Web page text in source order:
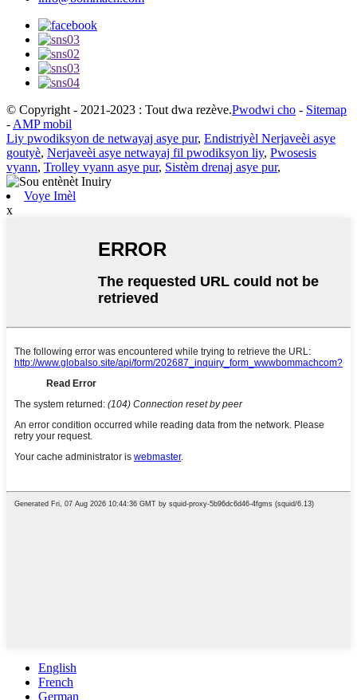
© Copyright - 2021-2023 : Tout dwa rezève.Pwodwi cho - Sitemap
-AMP mobil
Liy pwodiksyon de netwayaj asye pur, Endistriyèl Nerjaveèi asye
goutyè, Nerjaveèi asye netwayaj fil pwodiksyon liy, Pwosesis
vyann, Trolley vyann asye pur, Sistèm drenaj asye pur,
Voye Imèl
x
English
French
German